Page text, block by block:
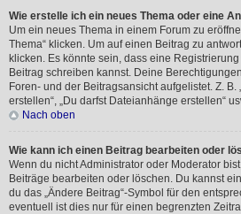
Wie erstelle ich ein neues Thema oder eine
Um ein neues Thema in einem Forum zu
Thema“ klicken. Um auf einen Beitrag zu
klicken. Es könnte sein, dass eine
Beitrag schreiben kannst. Deine
Foren- und der Beitragsansicht aufgelistet. Z. B.
erstellen“, „Du darfst Dateianhänge erstellen“
Nach oben
Wie kann ich einen Beitrag bearbeiten oder
Wenn du nicht Administrator oder Moderator
Beiträge bearbeiten oder löschen. Du kannst
du das „Ändere Beitrag“-Symbol für den
eventuell ist dies nur für einen begrenzten